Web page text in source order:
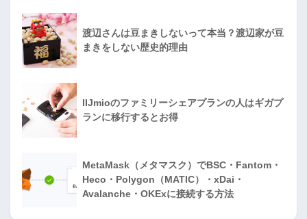
渡辺さんは豆まきしないって本当？渡辺家が豆
まきをしない歴史的理由
IIJmioのファミリーシェアプランの人はギガプ
ランに移行するとお得
MetaMask（メタマスク）でBSC・Fantom・
Heco・Polygon（MATIC）・xDai・
Avalanche・OKExに接続する方法